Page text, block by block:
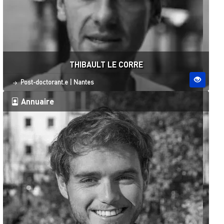
THIBAULT LE CORRE
Statut
Post-doctorant.e Site ESO
Nantes
Annuaire